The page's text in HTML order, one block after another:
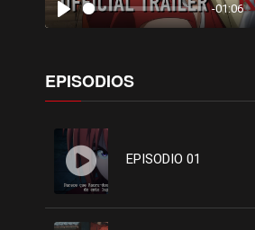
Play
-01:06
EPISODIOS
EPISODIO 01